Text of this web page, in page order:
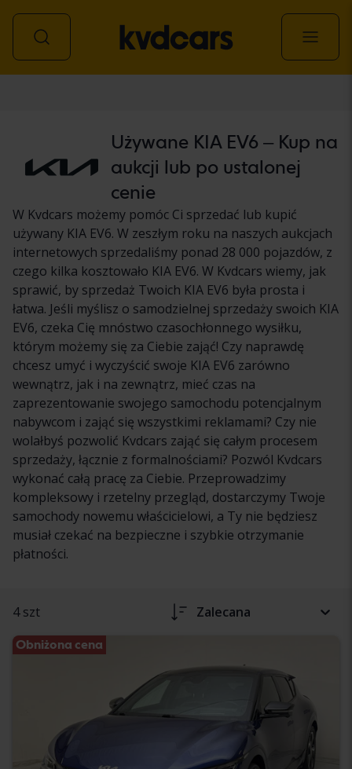
Używane KIA EV6 – Kup na
aukcji lub po ustalonej
cenie
W Kvdcars możemy pomóc Ci sprzedać lub kupić
używany KIA EV6. W zeszłym roku na naszych aukcjach
internetowych sprzedaliśmy ponad 28 000 pojazdów, z
czego kilka kosztowało KIA EV6. W Kvdcars wiemy, jak
sprawić, by sprzedaż Twoich KIA EV6 była prosta i
łatwa. Jeśli myślisz o samodzielnej sprzedaży swoich KIA
EV6, czeka Cię mnóstwo czasochłonnego wysiłku,
którym możemy się za Ciebie zająć! Czy naprawdę
chcesz umyć i wyczyścić swoje KIA EV6 zarówno
wewnątrz, jak i na zewnątrz, mieć czas na
zaprezentowanie swojego samochodu potencjalnym
nabywcom i zająć się wszystkimi reklamami? Czy nie
wolałbyś pozwolić Kvdcars zająć się całym procesem
sprzedaży, łącznie z formalnościami? Pozwól Kvdcars
wykonać całą pracę za Ciebie. Przeprowadzimy
kompleksowy i rzetelny przegląd, dostarczymy Twoje
samochody nowemu właścicielowi, a Ty nie będziesz
musiał czekać na bezpieczne i szybkie otrzymanie
płatności.
4 szt Zalecana
Obniżona cena